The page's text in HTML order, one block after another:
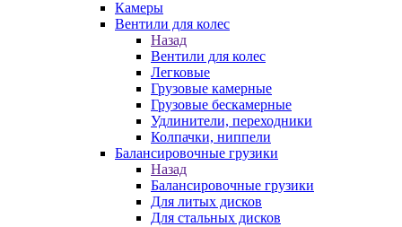
Камеры
Вентили для колес
Назад
Вентили для колес
Легковые
Грузовые камерные
Грузовые бескамерные
Удлинители, переходники
Колпачки, ниппели
Балансировочные грузики
Назад
Балансировочные грузики
Для литых дисков
Для стальных дисков